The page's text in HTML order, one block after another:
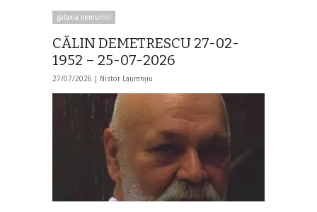
galaxia nemuririi
CĂLIN DEMETRESCU 27-02-
1952 – 25-07-2026
27/07/2026 | Nistor Laurențiu